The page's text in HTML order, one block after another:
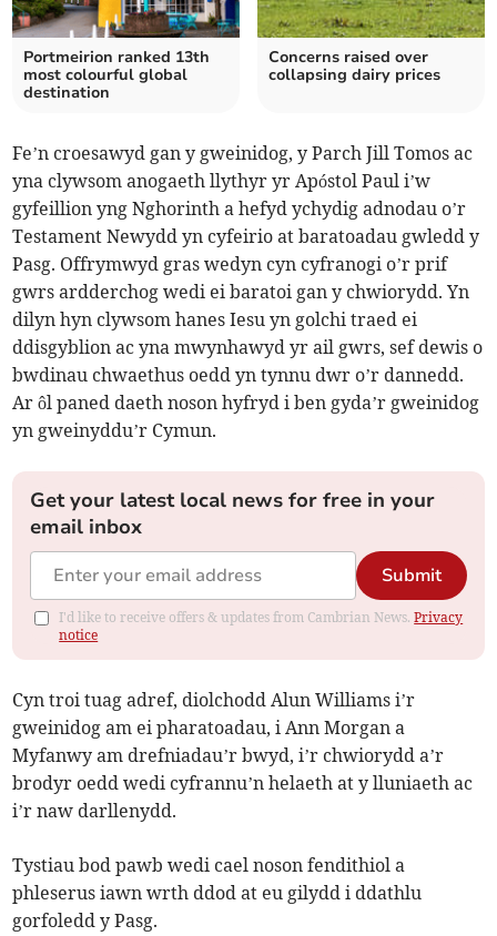
Portmeirion ranked 13th
most colourful global
destination
Concerns raised over
collapsing dairy prices
Fe’n croesawyd gan y gweinidog, y Parch Jill Tomos ac
yna clywsom anogaeth llythyr yr Apóstol Paul i’w
gyfeillion yng Nghorinth a hefyd ychydig adnodau o’r
Testament Newydd yn cyfeirio at baratoadau gwledd y
Pasg. Offrymwyd gras wedyn cyn cyfranogi o’r prif
gwrs ardderchog wedi ei baratoi gan y chwiorydd. Yn
dilyn hyn clywsom hanes Iesu yn golchi traed ei
ddisgyblion ac yna mwynhawyd yr ail gwrs, sef dewis o
bwdinau chwaethus oedd yn tynnu dwr o’r dannedd.
Ar ôl paned daeth noson hyfryd i ben gyda’r gweinidog
yn gweinyddu’r Cymun.
Get your latest local news for free in your
email inbox
Submit
I'd like to receive offers & updates from Cambrian News.Privacy
notice
Cyn troi tuag adref, diolchodd Alun Williams i’r
gweinidog am ei pharatoadau, i Ann Morgan a
Myfanwy am drefniadau’r bwyd, i’r chwiorydd a’r
brodyr oedd wedi cyfrannu’n helaeth at y lluniaeth ac
i’r naw darllenydd.
Tystiau bod pawb wedi cael noson fendithiol a
phleserus iawn wrth ddod at eu gilydd i ddathlu
gorfoledd y Pasg.